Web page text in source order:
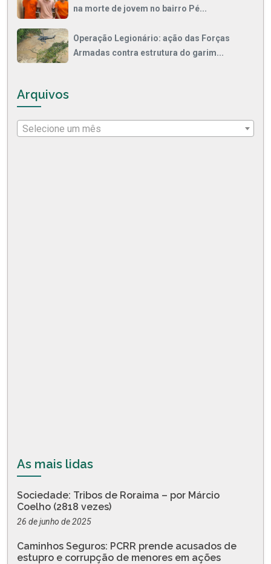
na morte de jovem no bairro Pé...
Operação Legionário: ação das Forças
Armadas contra estrutura do garim...
Arquivos
Selecione um mês
As mais lidas
Sociedade: Tribos de Roraima – por Márcio
Coelho (2818 vezes)
26 de junho de 2025
Caminhos Seguros: PCRR prende acusados de
estupro e corrupção de menores em ações